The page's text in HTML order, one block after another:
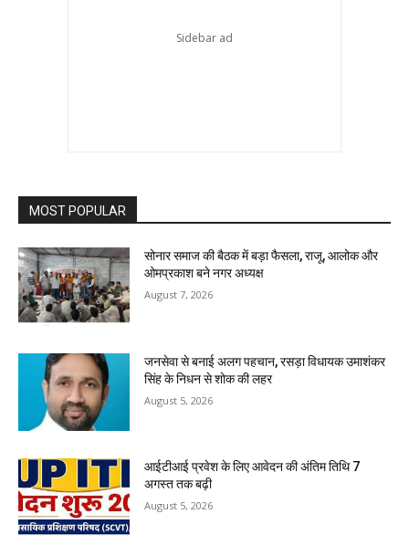
MOST POPULAR
सोनार समाज की बैठक में बड़ा फैसला, राजू, आलोक और
ओमप्रकाश बने नगर अध्यक्ष
August 7, 2026
जनसेवा से बनाई अलग पहचान, रसड़ा विधायक उमाशंकर
सिंह के निधन से शोक की लहर
August 5, 2026
आईटीआई प्रवेश के लिए आवेदन की अंतिम तिथि 7
अगस्त तक बढ़ी
August 5, 2026